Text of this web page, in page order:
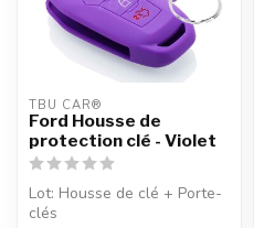
TBU CAR®
Ford Housse de
protection clé - Violet
Lot: Housse de clé + Porte-
clés